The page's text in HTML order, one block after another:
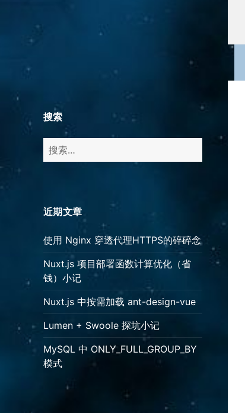
搜索
搜
索：
近期文章
使用 Nginx 穿透代理HTTPS的碎碎念
Nuxt.js 项目部署函数计算优化（省
钱）小记
Nuxt.js 中按需加载 ant-design-vue
Lumen + Swoole 探坑小记
MySQL 中 ONLY_FULL_GROUP_BY
模式